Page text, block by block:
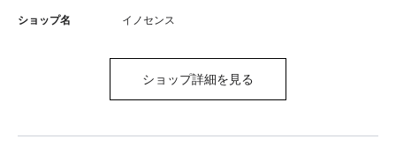
ショップ名 イノセンス
ショップ詳細を見る